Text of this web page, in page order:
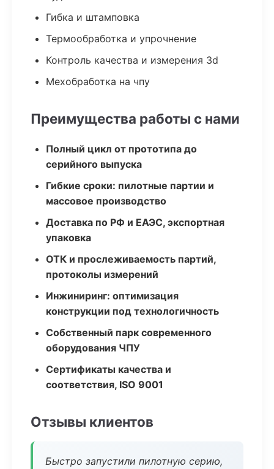
Гибка и штамповка
Термообработка и упрочнение
Контроль качества и измерения 3d
Мехобработка на чпу
Преимущества работы с нами
Полный цикл от прототипа до
серийного выпуска
Гибкие сроки: пилотные партии и
массовое производство
Доставка по РФ и ЕАЭС, экспортная
упаковка
ОТК и прослеживаемость партий,
протоколы измерений
Инжиниринг: оптимизация
конструкции под технологичность
Собственный парк современного
оборудования ЧПУ
Сертификаты качества и
соответствия, ISO 9001
Отзывы клиентов
Быстро запустили пилотную серию,